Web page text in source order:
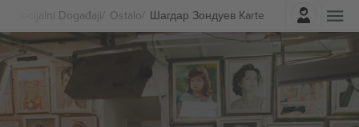
Specijalni Događaji Ostalo Шагдар Зондуев Karte
Najavite se